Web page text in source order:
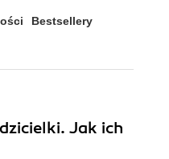
Bestsellery
Jak ich